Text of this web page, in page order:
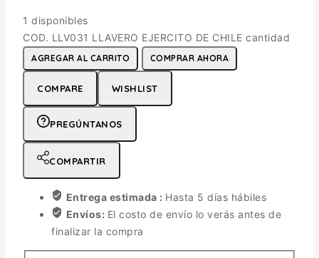
1 disponibles
COD. LLV031 LLAVERO EJERCITO DE CHILE cantidad
AGREGAR AL CARRITO COMPRAR AHORA
COMPARE WISHLIST
PREGÚNTANOS
COMPARTIR
Entrega estimada : Hasta 5 días hábiles
Envíos: El costo de envío lo verás antes de
finalizar la compra